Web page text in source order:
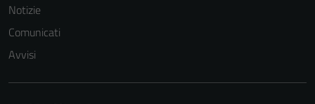
Notizie
Comunicati
Avvisi